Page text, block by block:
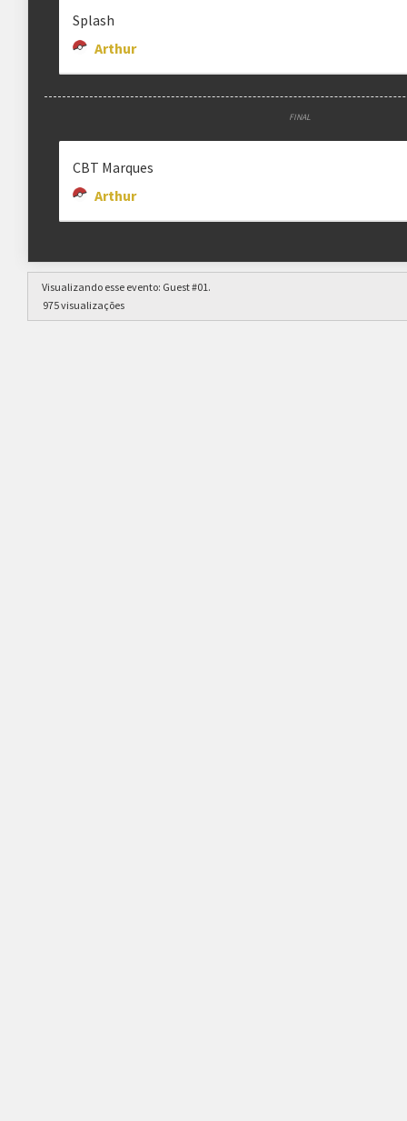
Splash
Arthur
FINAL
CBT Marques
Arthur
Visualizando esse evento: Guest #01.
975 visualizações